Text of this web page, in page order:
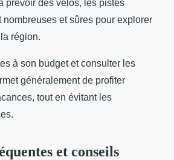
prévoir des vélos, les pistes
nombreuses et sûres pour explorer
région.
à son budget et consulter les
généralement de profiter
tout en évitant les
et conseils